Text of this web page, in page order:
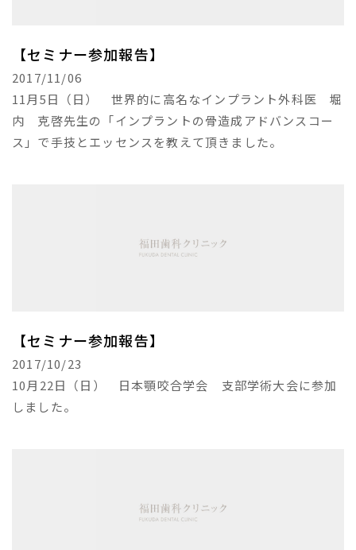
【セミナー参加報告】
2017/11/06
11月5日（日） 世界的に高名なインプラント外科医 堀
内 克啓先生の「インプラントの骨造成アドバンスコー
ス」で手技とエッセンスを教えて頂きました。
【セミナー参加報告】
2017/10/23
10月22日（日） 日本顎咬合学会 支部学術大会に参加
しました。